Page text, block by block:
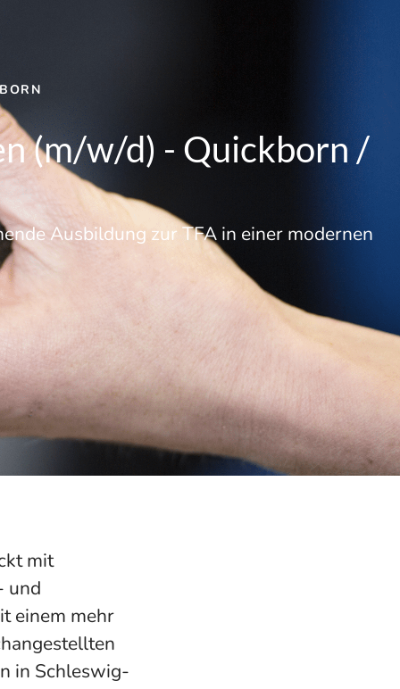
(m/w/d) - Quickborn /
Ausbildung zur TFA in einer modernen
mit
und
einem mehr
in Schleswig-